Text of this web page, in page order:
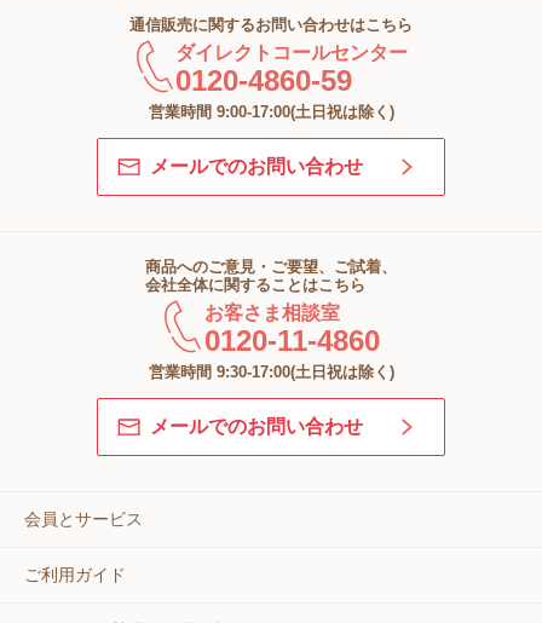
通信販売に関するお問い合わせはこちら
ダイレクトコールセンター
0120-4860-59
営業時間 9:00-17:00(土日祝は除く)
メールでのお問い合わせ
商品へのご意見・ご要望、ご試着、
会社全体に関することはこちら
お客さま相談室
0120-11-4860
営業時間 9:30-17:00(土日祝は除く)
メールでのお問い合わせ
会員とサービス
ご利用ガイド